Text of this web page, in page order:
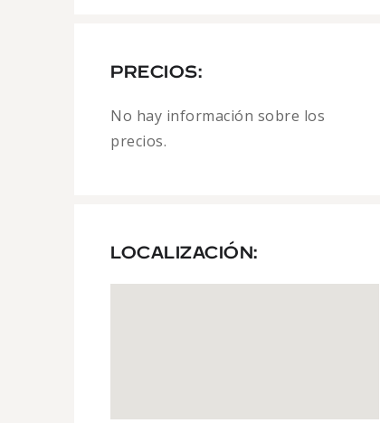
PRECIOS:
No hay información sobre los
precios.
LOCALIZACIÓN: